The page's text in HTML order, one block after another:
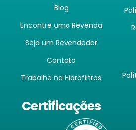
Blog
Encontre uma Revenda
Seja um Revendedor
Contato
Trabalhe na Hidrofiltros
Certificações